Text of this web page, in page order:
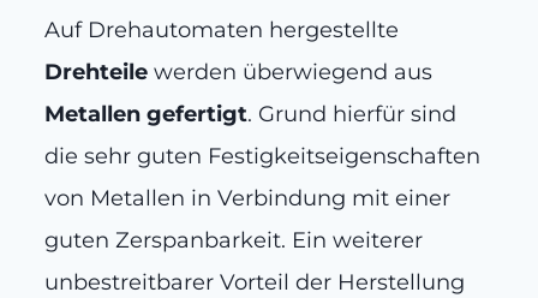
Auf Drehautomaten hergestellte
Drehteile werden überwiegend aus
Metallen gefertigt. Grund hierfür sind
die sehr guten Festigkeitseigenschaften
von Metallen in Verbindung mit einer
guten Zerspanbarkeit. Ein weiterer
unbestreitbarer Vorteil der Herstellung